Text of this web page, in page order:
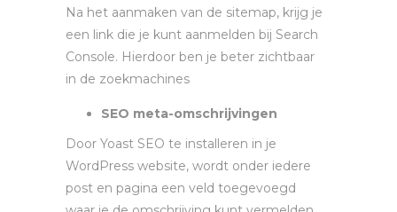
Na het aanmaken van de sitemap, krijg je
een link die je kunt aanmelden bij Search
Console. Hierdoor ben je beter zichtbaar
in de zoekmachines
SEO meta-omschrijvingen
Door Yoast SEO te installeren in je
WordPress website, wordt onder iedere
post en pagina een veld toegevoegd